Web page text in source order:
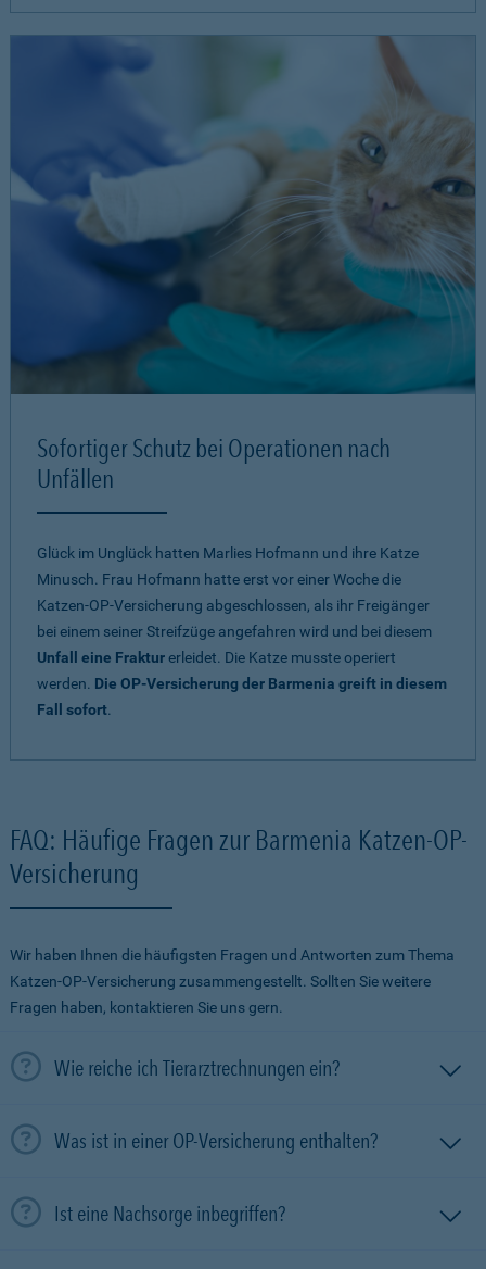
Sofortiger Schutz bei Operationen nach
Unfällen
Glück im Unglück hatten Marlies Hofmann und ihre Katze
Minusch. Frau Hofmann hatte erst vor einer Woche die
Katzen-OP-Versicherung abgeschlossen, als ihr Freigänger
bei einem seiner Streifzüge angefahren wird und bei diesem
Unfall eine Frakturerleidet. Die Katze musste operiert
werden. Die OP-Versicherung der Barmenia greift in diesem
Fall sofort.
FAQ: Häufige Fragen zur Barmenia Katzen-OP-
Versicherung
Wir haben Ihnen die häufigsten Fragen und Antworten zum Thema
Katzen-OP-Versicherung zusammengestellt. Sollten Sie weitere
Fragen haben, kontaktieren Sie uns gern.
Wie reiche ich Tierarztrechnungen ein?
Was ist in einer OP-Versicherung enthalten?
Ist eine Nachsorge inbegriffen?